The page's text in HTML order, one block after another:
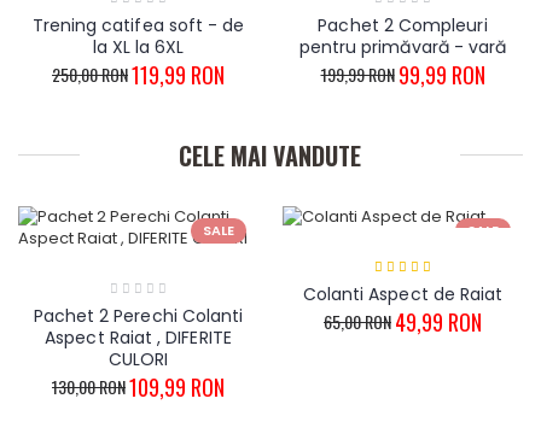
Trening catifea soft - de
la XL la 6XL
250,00 RON119,99 RON
Pachet 2 Compleuri
pentru primăvară - vară
199,99 RON 99,99 RON
CELE MAI VANDUTE
SALE
Pachet 2 Perechi Colanti
Aspect Raiat , DIFERITE
CULORI
130,00 RON109,99 RON
SALE
Colanti Aspect de Raiat
65,00 RON49,99 RON